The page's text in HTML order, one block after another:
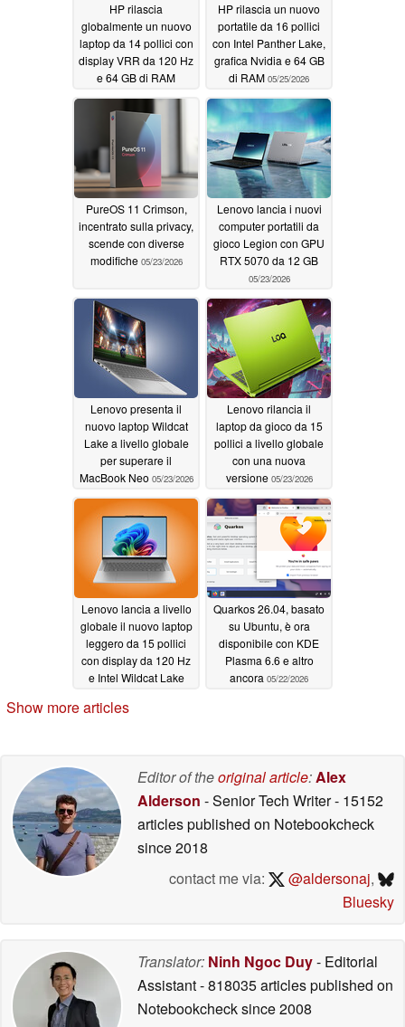
HP rilascia
globalmente un nuovo
laptop da 14 pollici con
display VRR da 120 Hz
e 64 GB di RAM
05/25/2026
HP rilascia un nuovo
portatile da 16 pollici
con Intel Panther Lake,
grafica Nvidia e 64 GB
di RAM 05/25/2026
PureOS 11 Crimson,
incentrato sulla privacy,
scende con diverse
modifiche 05/23/2026
Lenovo lancia i nuovi
computer portatili da
gioco Legion con GPU
RTX 5070 da 12 GB
05/23/2026
Lenovo presenta il
nuovo laptop Wildcat
Lake a livello globale
per superare il
MacBook Neo 05/23/2026
Lenovo rilancia il
laptop da gioco da 15
pollici a livello globale
con una nuova
versione 05/23/2026
Lenovo lancia a livello
globale il nuovo laptop
leggero da 15 pollici
con display da 120 Hz
e Intel Wildcat Lake
Quarkos 26.04, basato
su Ubuntu, è ora
disponibile con KDE
Plasma 6.6 e altro
ancora 05/22/2026
Show more articles
Editor of theoriginal article:Alex
Alderson - Senior Tech Writer- 15152
articles published on Notebookcheck
since 2018
contact me via:
@aldersonaj,
Bluesky
Translator: Ninh Ngoc Duy- Editorial
Assistant- 818035 articles published on
Notebookchecksince 2008